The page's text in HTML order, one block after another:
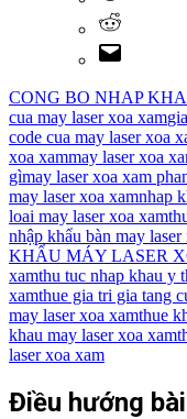
CONG BO NHAP
cua may laser xoa xam
code cua may laser xoa
xoa xammay laser xoa
gìmay laser xoa xam
may laser xoa xamnhap
loai may laser xoa xam
nhập khẩu bàn may
KHẨU MÁY LASER
xamthu tuc nhap khau y
xamthue gia tri gia tang
may laser xoa xamthue
khau may laser xoa xam
laser xoa xam
Điều hướng